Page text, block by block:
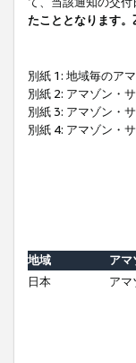
たこととなります
別紙 1: 地域毎のア
別紙 2: アマゾン・
別紙 3: アマゾン・
別紙 4: アマゾン・
地域
アマ
日本
アマ